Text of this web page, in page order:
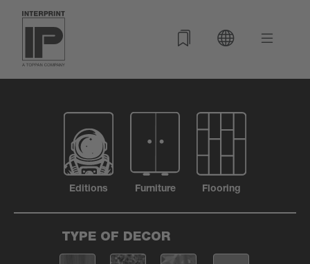
Editions Furniture Flooring
TYPE OF DECOR